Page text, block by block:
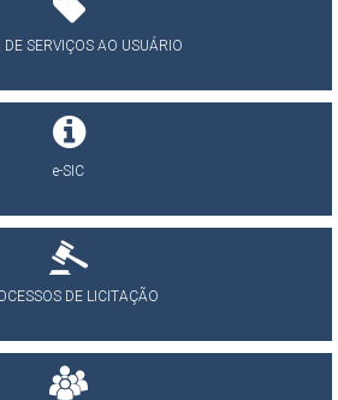
DE SERVIÇOS AO USUÁRIO
e-SIC
DE LICITAÇÃO